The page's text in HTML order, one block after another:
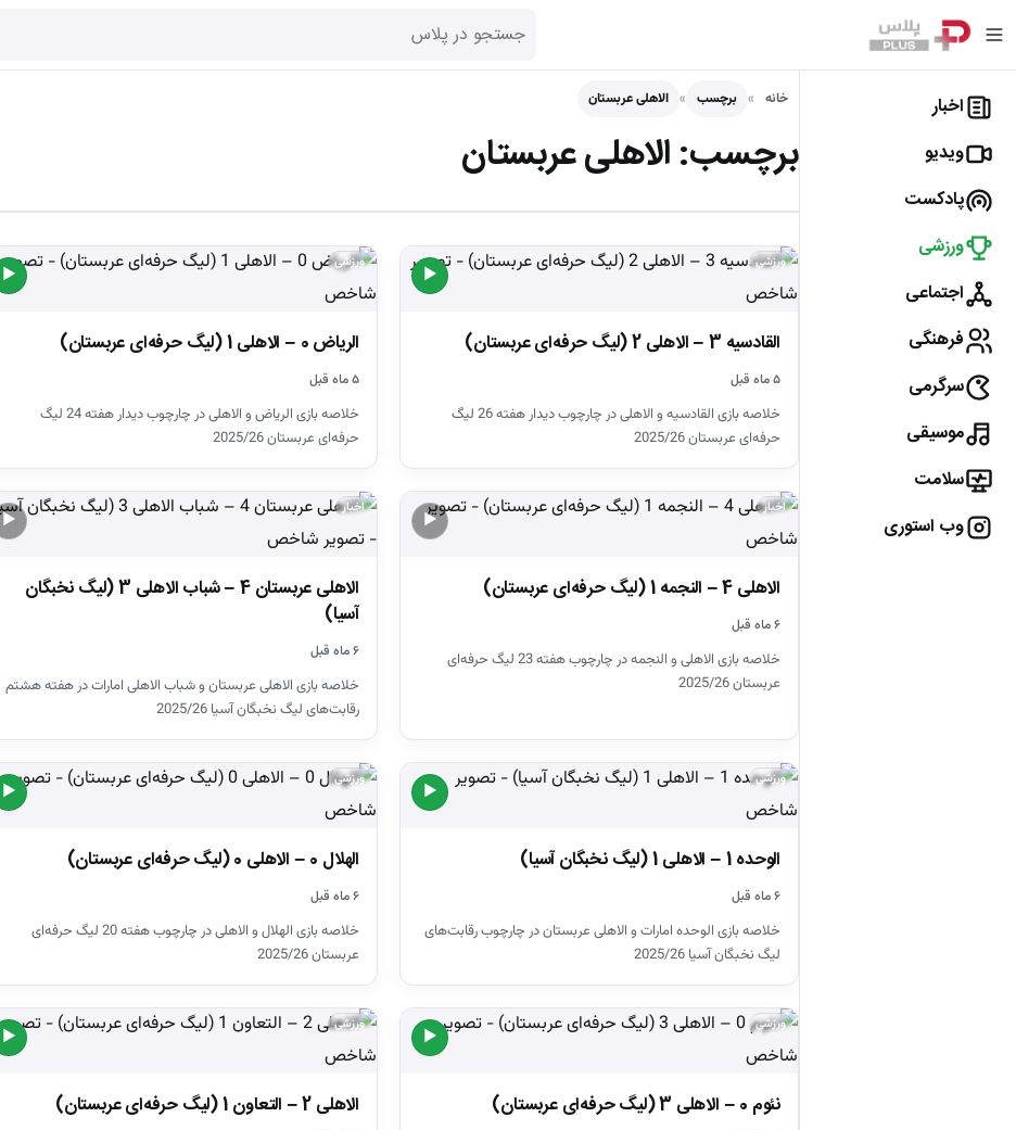
اخبار
ویدیو
پادکست
ورزشی
اجتماعی
فرهنگی
سرگرمی
موسیقی
سلامت
وب استوری
خانه برچسب الاهلی عربستان
برچسب:الاهلی عربستان
▶
ورزشی
القادسیه 3 – الاهلی 2 (لیگ حرفه‌ای عربستان)
۵ ماه قبل
خلاصه بازی القادسیه و الاهلی در چارچوب دیدار هفته 26 لیگ
حرفه‌ای عربستان 2025/26
▶
ورزشی
الریاض 0 – الاهلی 1 (لیگ حرفه‌ای عربستان)
۵ ماه قبل
خلاصه بازی الریاض و الاهلی در چارچوب دیدار هفته 24 لیگ
حرفه‌ای عربستان 2025/26
▶
اخبار
الاهلی 4 – النجمه 1 (لیگ حرفه‌ای عربستان)
۶ ماه قبل
خلاصه بازی الاهلی و النجمه در چارچوب هفته 23 لیگ حرفه‌ای
عربستان 2025/26
▶
اخبار
الاهلی عربستان 4 – شباب الاهلی 3 (لیگ نخبگان
آسیا)
۶ ماه قبل
خلاصه بازی الاهلی عربستان و شباب الاهلی امارات در هفته هشتم
رقابت‌های لیگ نخبگان آسیا 2025/26
▶
ورزشی
الوحده 1 – الاهلی 1 (لیگ نخبگان آسیا)
۶ ماه قبل
خلاصه بازی الوحده امارات و الاهلی عربستان در چارچوب رقابت‌های
لیگ نخبگان آسیا 2025/26
▶
ورزشی
الهلال 0 – الاهلی 0 (لیگ حرفه‌ای عربستان)
۶ ماه قبل
خلاصه بازی الهلال و الاهلی در چارچوب هفته 20 لیگ حرفه‌ای
عربستان 2025/26
▶
ورزشی
نئوم 0 – الاهلی 3 (لیگ حرفه‌ای عربستان)
▶
ورزشی
الاهلی 2 – التعاون 1 (لیگ حرفه‌ای عربستان)